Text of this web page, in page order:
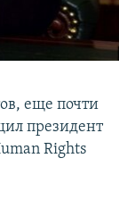
еще почти
президент
Rights